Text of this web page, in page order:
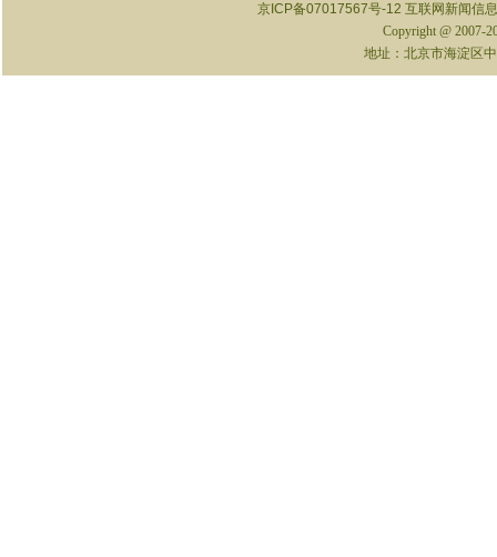
京ICP备07017567号-12 互联网新闻信
Copyright @ 2007-
地址：北京市海淀区